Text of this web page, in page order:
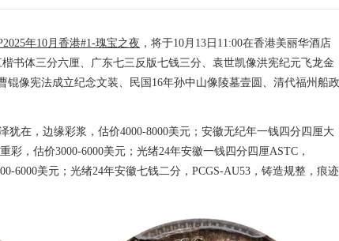
年10月香港#1-瑰宝之夜 ，将于10月13日11:00在香港美丽华酒店
书体三分六厘、广东七三反版七钱三分、袁世凯像洪宪纪元飞龙金
锟像宪法成立纪念文装、民国16年孙中山像陵墓壹圆、清代福州船政
犹在，边缘彩浆，估价4000-8000美元；安徽无纪年一钱四分四厘大
彩，估价3000-6000美元；光绪24年安徽一钱四分四厘ASTC，
6000美元；光绪24年安徽七钱二分，PCGS-AU53，铸造规整，痕迹